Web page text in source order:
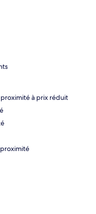
proximité à prix réduit